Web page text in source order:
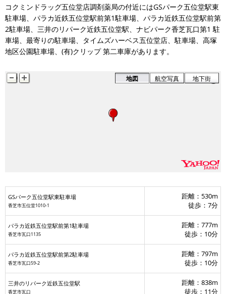
コクミンドラッグ五位堂店調剤薬局の付近にはGSパーク五位堂駅東
駐車場、パラカ近鉄五位堂駅前第1駐車場、パラカ近鉄五位堂駅前第
2駐車場、三井のリパーク近鉄五位堂駅、ナビパーク香芝瓦口第1 駐
車場、最寄りの駐車場、タイムズハーベス五位堂店、駐車場、高塚
地区公園駐車場、(有)クリップ 第二車庫があります。
GSパーク五位堂駅東駐車場
駅前第1駐車場
駅前第2駐車場
地図 航空写真 地下街
GSパーク五位堂駅東駐車場
香芝市五位堂1010-1
距離：530m
徒歩：7分
パラカ近鉄五位堂駅前第1駐車場
香芝市瓦口1135
距離：777m
徒歩：10分
パラカ近鉄五位堂駅前第2駐車場
香芝市瓦口59-2
距離：797m
徒歩：10分
三井のリパーク近鉄五位堂駅
香芝市瓦口
距離：838m
徒歩：11分